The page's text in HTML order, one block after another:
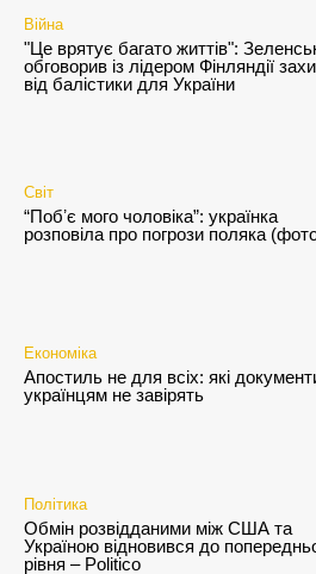
Війна
"Це врятує багато життів":
обговорив із лідером Фінляндії
від балістики для України
Світ
“Побʼє мого чоловіка”: українка
розповіла про погрози поляка
Економіка
Апостиль не для всіх: які
українцям не завірять
Політика
Обмін розвідданими між США та
Україною відновився до
рівня – Politico